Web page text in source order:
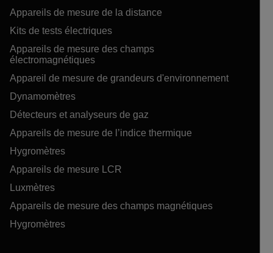
Appareils de mesure de la distance
Kits de tests électriques
Appareils de mesure des champs
électromagnétiques
Appareil de mesure de grandeurs d'environnement
Dynamomètres
Détecteurs et analyseurs de gaz
Appareils de mesure de l’indice thermique
Hygromètres
Appareils de mesure LCR
Luxmètres
Appareils de mesure des champs magnétiques
Hygromètres